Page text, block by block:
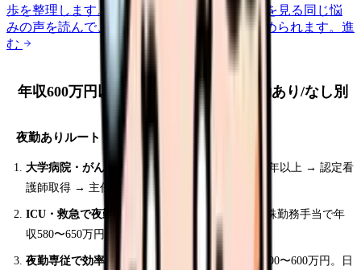
歩を整理します。
匿名掲示板で本音を見る 同じ悩
みの声を読んで、今の職場だけの問題か確かめられます。 進
む
年収600万円以上を目指すルート｜夜勤あり/なし別
夜勤ありルート
大学病院・がん拠点病院で専門性を磨く：
経験5年以上 → 認定看
護師取得 → 主任昇進で年収550〜600万円
ICU・救急で夜勤回数を増やす：
夜勤月8回＋特殊勤務手当で年
収580〜650万円
夜勤専従で効率的に稼ぐ：
月12回の夜勤で年収500〜600万円。日